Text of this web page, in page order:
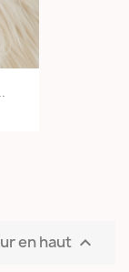
en haut 